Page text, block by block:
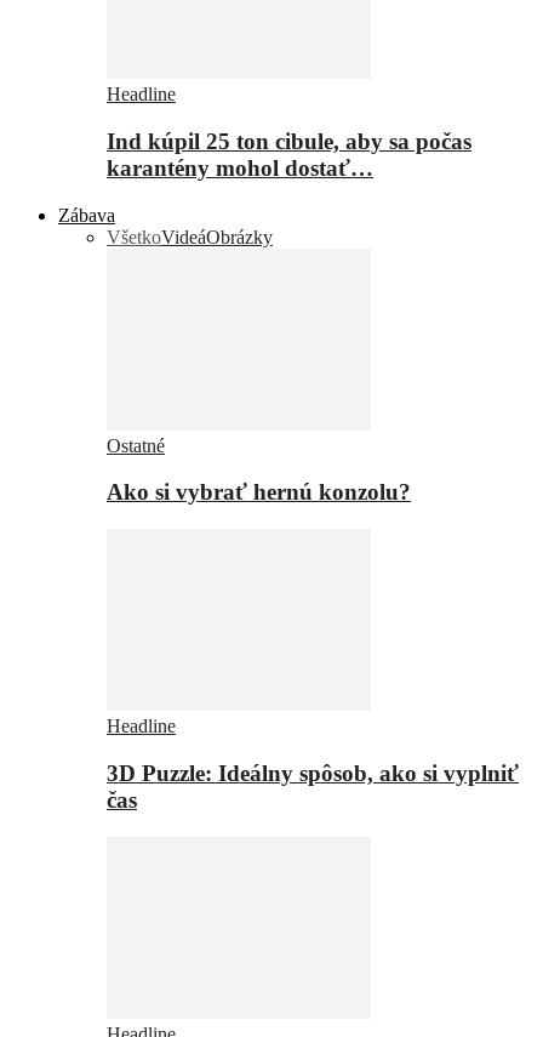
Headline
Ind kúpil 25 ton cibule, aby sa počas
karantény mohol dostať…
Zábava
VšetkoVideáObrázky
Ostatné
Ako si vybrať hernú konzolu?
Headline
3D Puzzle: Ideálny spôsob, ako si vyplniť
čas